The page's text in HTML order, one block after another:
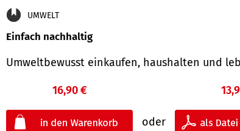
UMWELT
Einfach nachhaltig
Umweltbewusst einkaufen, haushalten und
16,90 €
oder